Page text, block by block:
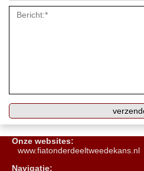
Onze websites:
www.fiatonderdeeltweedekans.nl
Navigatie: